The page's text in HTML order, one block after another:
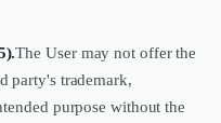
The User may not offer the
party's trademark,
purpose without the